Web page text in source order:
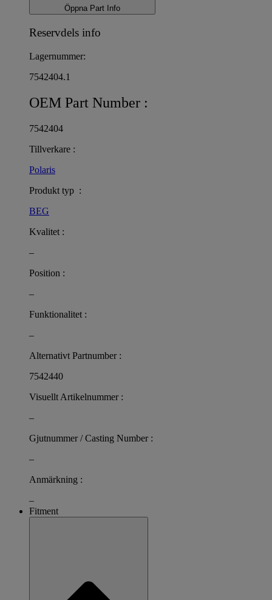
Öppna Part Info
Reservdels info
Lagernummer:
7542404.1
OEM Part Number :
7542404
Tillverkare :
Polaris
Produkt typ :
BEG
Kvalitet :
–
Position :
–
Funktionalitet :
–
Alternativt Partnumber :
7542440
Visuellt Artikelnummer :
–
Gjutnummer / Casting Number :
–
Anmärkning :
–
Fitment